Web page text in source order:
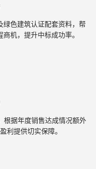
绿色建筑认证配套资料，帮
机，提升中标成功率。
根据年度销售达成情况额外
利提供切实保障。